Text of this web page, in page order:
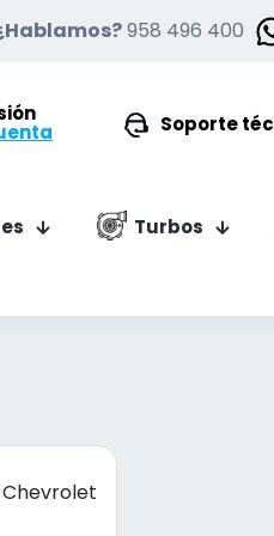
958 496 400
Soporte
Turbos